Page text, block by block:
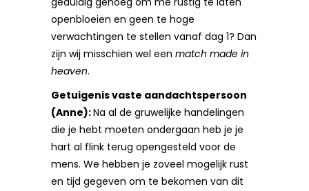
openbloeien en geen te hoge
verwachtingen te stellen vanaf dag 1? Dan
zijn wij misschien wel een match made in
heaven.
Getuigenis vaste aandachtspersoon
(Anne):Na al de gruwelijke handelingen
die je hebt moeten ondergaan heb je je
hart al flink terug opengesteld voor de
mens. We hebben je zoveel mogelijk rust
en tijd gegeven om te bekomen van dit